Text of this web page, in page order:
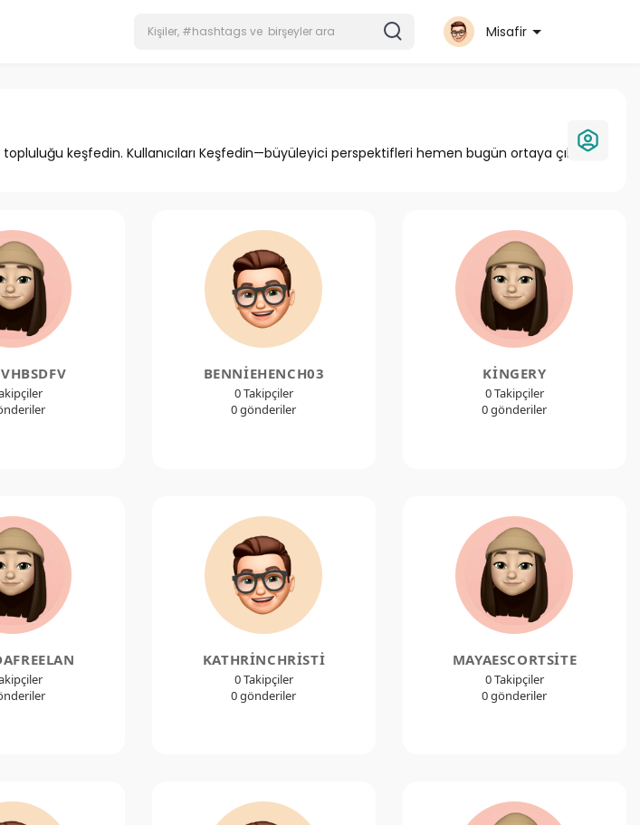
Misafir
keşfedin. Kullanıcıları Keşfedin—büyüleyici perspektifleri hemen bugün ortaya çıkarın.
BENNIEHENCH03
0 Takipçiler
0 gönderiler
KINGERY
0 Takipçiler
0 gönderiler
KATHRINCHRISTI
0 Takipçiler
0 gönderiler
MAYAESCORTSITE
0 Takipçiler
0 gönderiler